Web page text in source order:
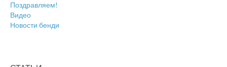
Поздравляем!
Видео
Новости бенди